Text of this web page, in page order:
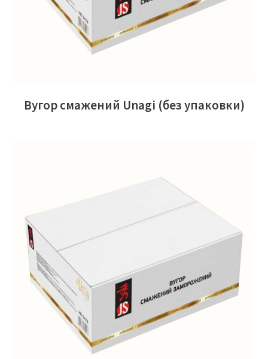
Вугор смажений Unagi (без упаковки)
ЧИТАТИ ДАЛІ